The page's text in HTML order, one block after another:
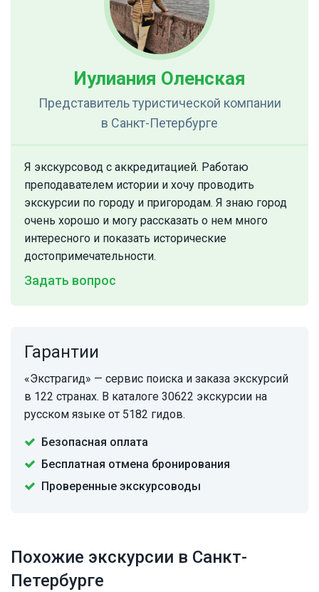
Иулиания Оленская
Представитель туристической компании
в Санкт-Петербурге
Я экскурсовод с аккредитацией. Работаю
преподавателем истории и хочу проводить
экскурсии по городу и пригородам. Я знаю город
очень хорошо и могу рассказать о нем много
интересного и показать исторические
достопримечательности.
Задать вопрос
Гарантии
«Экстрагид» — сервис поиска и заказа экскурсий
в 122 странах. В каталоге 30622 экскурсии на
русском языке от 5182 гидов.
Безопасная оплата
Бесплатная отмена бронирования
Проверенные экскурсоводы
Похожие экскурсии в Санкт-
Петербурге